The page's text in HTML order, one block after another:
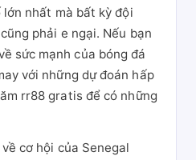
nhất mà bất kỳ đội
phải e ngại. Nếu bạn
sức mạnh của bóng đá
với những dự đoán hấp
rr88 gratis để có những
cơ hội của Senegal